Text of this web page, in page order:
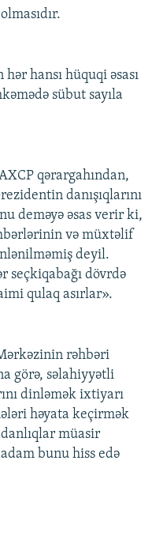
hansı hüquqi əsası
sübut sayıla
qərargahından,
danışıqlarını
deməyə əsas verir ki,
və müxtəlif
deyil.
seçkiqabağı dövrdə
qulaq asırlar».
rəhbəri
görə, səlahiyyətli
dinləmək ixtiyarı
həyata keçirmək
müasir
bunu hiss edə